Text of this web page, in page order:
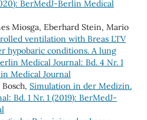
BerMedJ-Berlin Medical
Miosga, Eberhard Stein, Mario
ventilation with Breas LTV
hypobaric conditions. A lung
Medical Journal: Bd. 4 Nr. 1
Medical Journal
Simulation in der Medizin.
Bd. 1 Nr. 1 (2019): BerMedJ-